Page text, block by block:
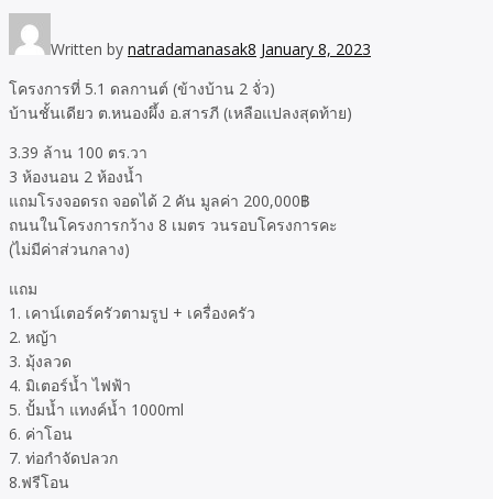
Written by natradamanasak8 January 8, 2023
โครงการที่ 5.1 ดลกานต์ (ข้างบ้าน 2 จั่ว)
บ้านชั้นเดียว ต.หนองผึ้ง อ.สารภี (เหลือแปลงสุดท้าย)
3.39 ล้าน 100 ตร.วา
3 ห้องนอน 2 ห้องน้ำ
แถมโรงจอดรถ จอดได้ 2 คัน มูลค่า 200,000฿
ถนนในโครงการกว้าง 8 เมตร วนรอบโครงการคะ
(ไม่มีค่าส่วนกลาง)
แถม
1. เคาน์เตอร์ครัวตามรูป + เครื่องครัว
2. หญ้า
3. มุ้งลวด
4. มิเตอร์น้ำ ไฟฟ้า
5. ปั้มน้ำ แทงค์น้ำ 1000ml
6. ค่าโอน
7. ท่อกำจัดปลวก
8.ฟรีโอน